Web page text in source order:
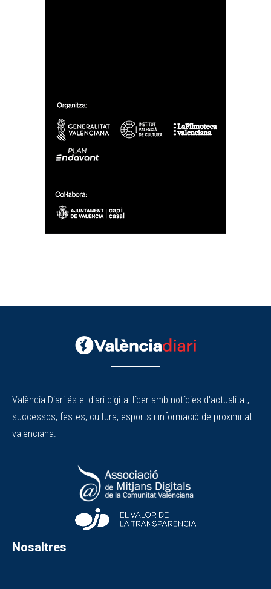
València Diari és el diari digital líder amb notícies d'actualitat,
successos, festes, cultura, esports i informació de proximitat
valenciana.
Nosaltres